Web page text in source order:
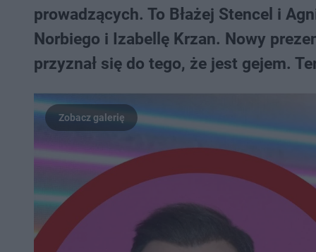
prowadzących. To Błażej Stencel i
Norbiego i Izabellę Krzan. Nowy
przyznał się do tego, że jest gejem.